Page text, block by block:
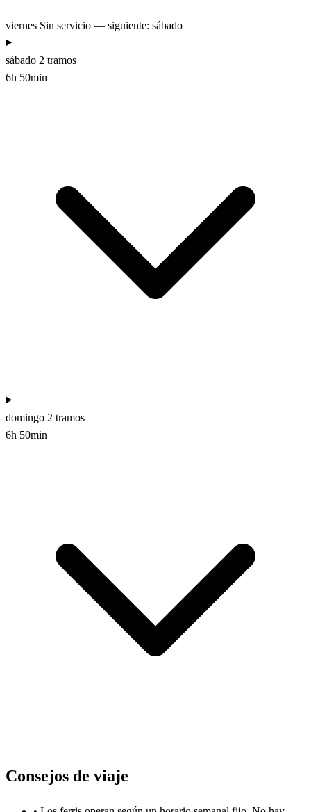
viernes Sin servicio — siguiente: sábado
sábado 2 tramos
6h 50min
domingo 2 tramos
6h 50min
Consejos de viaje